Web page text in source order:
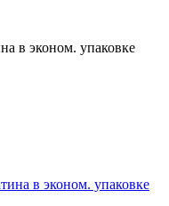
в эконом. упаковке